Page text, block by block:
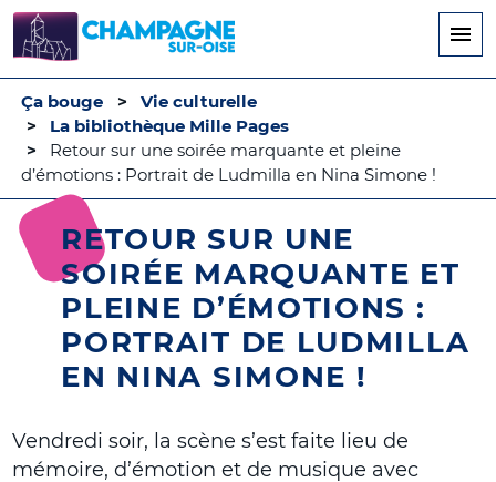
principal
Ça bouge
Vie culturelle
La bibliothèque Mille Pages
Retour sur une soirée marquante et pleine
d’émotions : Portrait de Ludmilla en Nina Simone !
RETOUR SUR UNE
SOIRÉE MARQUANTE ET
PLEINE D’ÉMOTIONS :
PORTRAIT DE LUDMILLA
EN NINA SIMONE !
Vendredi soir, la scène s’est faite lieu de
mémoire, d’émotion et de musique avec